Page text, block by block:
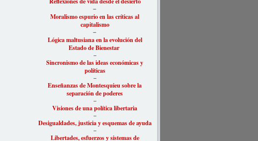
–
Moralismo espurio en las críticas al
capitalismo
–
Lógica maltusiana en la evolución del
Estado de Bienestar
–
Sincronismo de las ideas económicas y
políticas
–
Enseñanzas de Montesquieu sobre la
separación de poderes
–
Visiones de una política libertaria
–
Desigualdades, justicia y esquemas de ayuda
–
Libertades, esfuerzos y sistemas de